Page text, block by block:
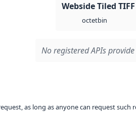
Webside Tiled TIFF
octetbin
No registered APIs
as long as anyone can request such